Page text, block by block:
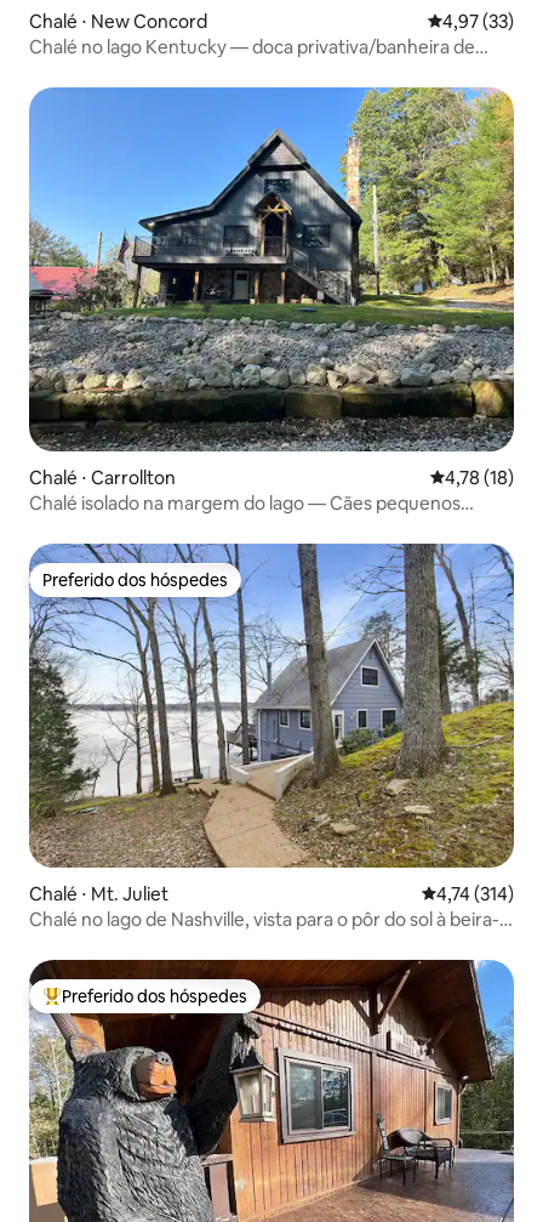
Chalé ⋅ New Concord 4,97 de uma
4,97 (33)
Chalé no lago Kentucky — doca privativa/banheira de
Chalé ⋅ Carrollton 4,78 de uma
4,78 (18)
Chalé isolado na margem do lago — Cães pequenos
Preferido dos hóspedes
Preferido dos hóspedes
Chalé ⋅ Mt. Juliet 4,74 de uma
4,74 (314)
Chalé no lago de Nashville, vista para o pôr do sol à beira-
Entre os melhores preferidos dos hóspedes
Preferido dos hóspedes